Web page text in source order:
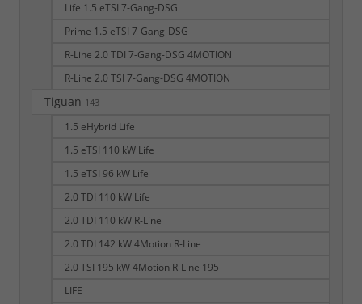
Life 1.5 eTSI 7-Gang-DSG
Prime 1.5 eTSI 7-Gang-DSG
R-Line 2.0 TDI 7-Gang-DSG 4MOTION
R-Line 2.0 TSI 7-Gang-DSG 4MOTION
Tiguan 143
1.5 eHybrid Life
1.5 eTSI 110 kW Life
1.5 eTSI 96 kW Life
2.0 TDI 110 kW Life
2.0 TDI 110 kW R-Line
2.0 TDI 142 kW 4Motion R-Line
2.0 TSI 195 kW 4Motion R-Line 195
LIFE